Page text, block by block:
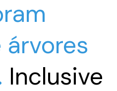
Inclusive